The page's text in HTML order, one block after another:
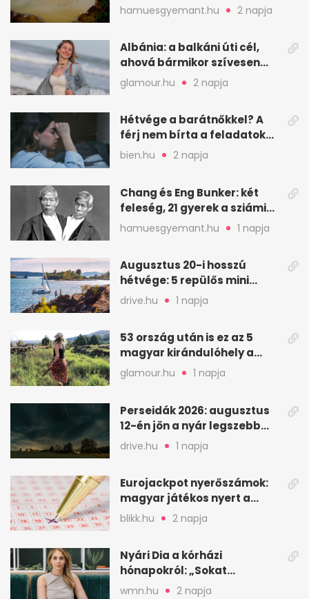
ember halt meg
hamuesgyemant.hu 2 napja
Albánia: a balkáni úti cél,
ahová bármikor szívesen
visszamennék
glamour.hu 2 napja
Hétvége a barátnőkkel? A
férj nem bírta a feladatokat,
a feleség levegőt kér
bien.hu 2 napja
Chang és Eng Bunker: két
feleség, 21 gyerek a sziámi
ikrek életében
hamuesgyemant.hu 1 napja
Augusztus 20-i hosszú
hétvége: 5 repülős mini
nyaralás 0 szabadsággal
drive.hu 1 napja
53 ország után is ez az 5
magyar kirándulóhely a
kedvencem
glamour.hu 1 napja
Perseidák 2026: augusztus
12-én jön a nyár legszebb
csillaghullása
drive.hu 1 napja
Eurojackpot nyerőszámok:
magyar játékos nyert a
2026. augusztus 4-i húzáson
blikk.hu 2 napja
Nyári Dia a kórházi
hónapokról: „Sokat
veszekedtem Istennel”
wmn.hu 2 napja